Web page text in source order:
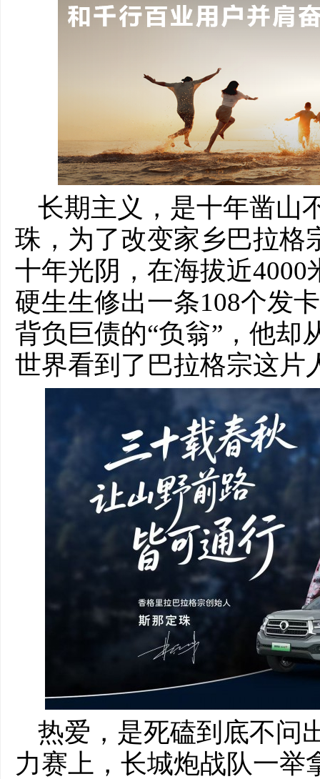
长期主义，是十年凿山
珠，为了改变家乡巴拉格
十年光阴，在海拔近
硬生生修出一条108个发
背负巨债的“负翁”，他却
世界看到了巴拉格宗这片
热爱，是死磕到底不问
力赛上，长城炮战队一举